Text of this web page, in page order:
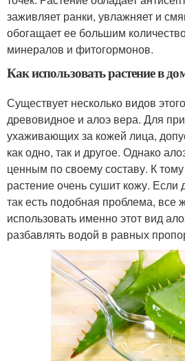
заживляет ранки, увлажняет и
обогащает ее большим
минералов и фитогормонов.
Как использовать растение в
Существует несколько видов
древовидное и алоэ вера. Для
ухаживающих за кожей лица,
как одно, так и другое. Однако
ценным по своему составу. К
растение очень сушит кожу. Если
так есть подобная проблема, все
использовать именно этот вид
разбавлять водой в равных